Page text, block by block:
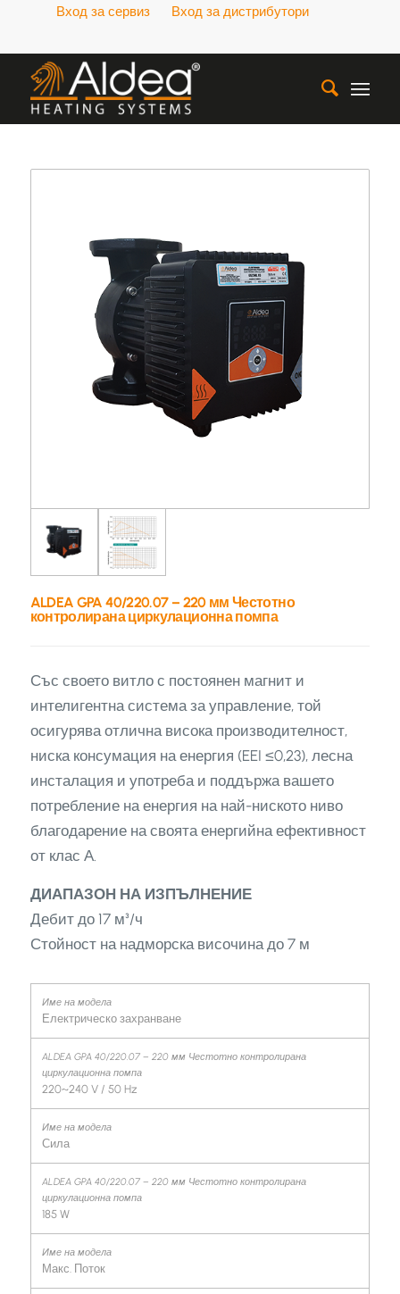
Вход за сервиз Вход за дистрибутори
ALDEA GPA 40/220.07 – 220 мм Честотно
контролирана циркулационна помпа
Със своето витло с постоянен магнит и
интелигентна система за управление, той
осигурява отлична висока производителност,
ниска консумация на енергия (EEI ≤0,23), лесна
инсталация и употреба и поддържа вашето
потребление на енергия на най-ниското ниво
благодарение на своята енергийна ефективност
от клас А.
ДИАПАЗОН НА ИЗПЪЛНЕНИЕ
Дебит до 17 м³/ч
Стойност на надморска височина до 7 м
Електрическо захранване
220~240 V / 50 Hz
Сила
185 W
Макс. Поток